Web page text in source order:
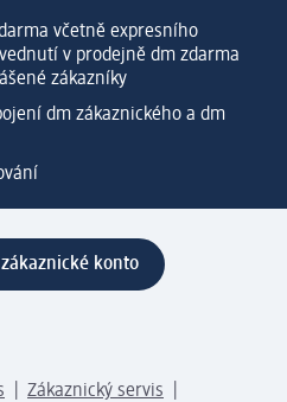
včetně expresního
v prodejně dm zdarma
zákazníky
dm zákaznického a dm
konto
Zákaznický servis